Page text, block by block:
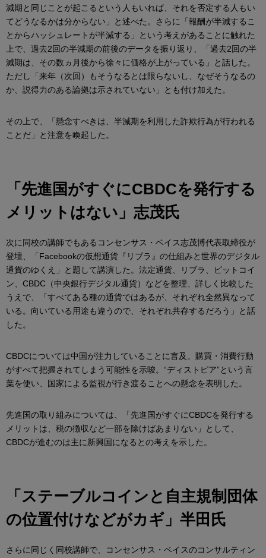
減期と同じことが起こるという人もいれば、それを否定する人もい
てどうなるかは分からない」と述べた。さらに「報酬が半減するこ
とからハッシュレートが半減する」という考えがあることに触れた
上で、過去2回の半減期の前後のデータを振り返り、「過去2回の半
減期は、その数ヵ月後から徐々に価格が上がっている」と話した。
ただし「来年（次回）もそうなるとは限らないし、なぜそうなるの
か、説得力のある論拠は示されていない」とも付け加えた。
その上で、「懸念すべきは、半減期を利用した詐欺行為が行われる
ことだ」と注意を喚起した。
「先進国がすぐにCBDCを発行する
メリットはない」志茂氏
次に同校の講師でもあるコンセンサス・ベイス志茂博代表取締役が
登壇、「Facebookの仮想通貨『リブラ』の仕組みと世界のデジタル
通貨のゆくえ」と題して講演した。法定通貨、リブラ、ビットコイ
ン、CBDC（中央銀行デジタル通貨）などを整理、詳しく比較した
うえで、「すべてある種の通貨ではあるが、それぞれ全然異なって
いる。向いている用途も違うので、それぞれ共存するだろう」と話
した。
CBDCについては中国が注力していることに言及。購買・消費行動
がすべて把握されてしまう可能性を示唆。“ディストピア”という言
葉を使い、国家による監視が行き渡ることへの懸念を表明した。
先進国の取り組みについては、「先進国がすぐにCBDCを発行する
メリットは、税の徴収など一部を除けばあまりない」として、
CBDCが進むのは主に新興国になるとの考えを示した。
「ステーブルコインと自主規制団体
の位置付けなどがカギ」半田氏
さらに同じく同校講師で、コンセンサス・ベイスのコンサルティン